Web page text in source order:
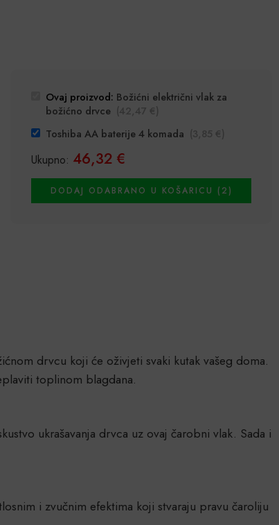
Ovaj proizvod: Božićni električni vlak za
božićno drvce (42,47 €)
Toshiba AA baterije 4 komada (3,85 €)
Ukupno: 46,32 €
DODAJ ODABRANO U KOŠARICU (2)
drvcu koji će oživjeti svaki kutak vašeg doma.
toplinom blagdana.
ukrašavanja drvca uz ovaj čarobni vlak. Sada i
i zvučnim efektima koji stvaraju pravu čaroliju